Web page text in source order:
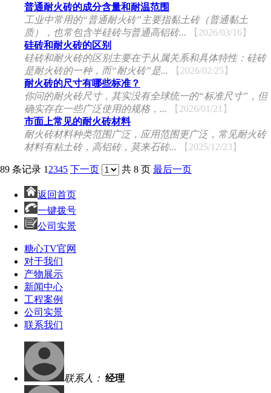
普通耐火砖的成分含量和耐温范围
工业中常用的“普通耐火砖”主要指黏土砖（普通黏土
质），也常包含半硅砖与普通高铝砖...
【2026/03/16】
硅砖和耐火砖的区别
硅砖和耐火砖的区别主要在于从属关系和具体特性：硅砖
是耐火砖的一种，而“耐火砖”是...
【2026/02/25】
耐火砖的尺寸有哪些标准？
你问的耐火砖尺寸，其实没有全球统一的“标准尺寸”，但
确实存在一些广泛使用的规格，...
【2026/01/21】
市面上常见的耐火砖材料
耐火砖材料种类范围广泛，应用范围更广泛，常见耐火砖
材料有粘土砖，高铝砖，莫来石砖...
【2025/12/23】
89 条记录 1 2345 下一页 共 8 页 最后一页
返回首页
一键拨号
公司实景
糖心TV官网
对于我们
产物展示
新闻中心
工程案例
公司实景
联系我们
联系人： 经理